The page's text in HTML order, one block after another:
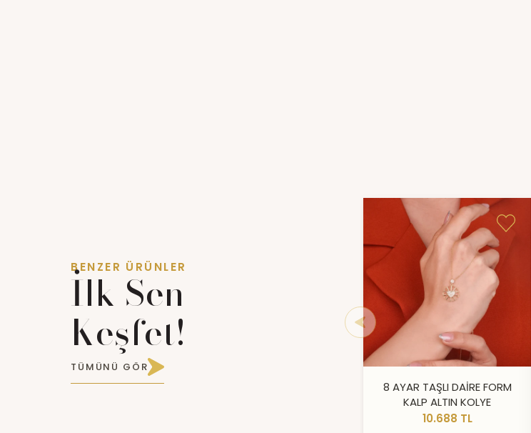
BENZER ÜRÜNLER
İlk Sen
Keşfet!
TÜMÜNÜ GÖR
8 AYAR TAŞLI DAİRE FORM
KALP ALTIN KOLYE
10.688 TL